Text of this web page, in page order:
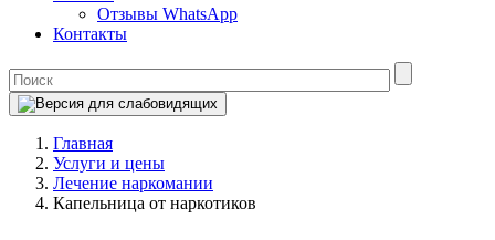
Отзывы WhatsApp
Контакты
Главная
Услуги и цены
Лечение наркомании
Капельница от наркотиков